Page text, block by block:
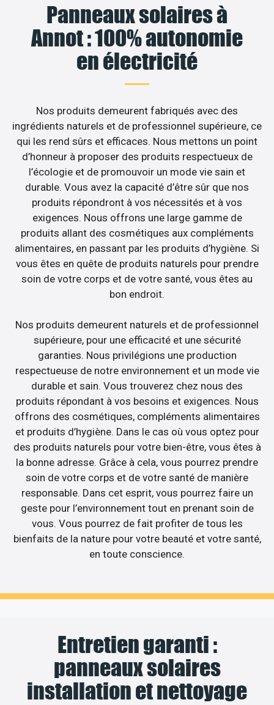
Panneaux solaires à
Annot : 100% autonomie
en électricité
Nos produits demeurent fabriqués avec des
ingrédients naturels et de professionnel supérieure, ce
qui les rend sûrs et efficaces. Nous mettons un point
d’honneur à proposer des produits respectueux de
l’écologie et de promouvoir un mode vie sain et
durable. Vous avez la capacité d’être sûr que nos
produits répondront à vos nécessités et à vos
exigences. Nous offrons une large gamme de
produits allant des cosmétiques aux compléments
alimentaires, en passant par les produits d’hygiène. Si
vous êtes en quête de produits naturels pour prendre
soin de votre corps et de votre santé, vous êtes au
bon endroit.
Nos produits demeurent naturels et de professionnel
supérieure, pour une efficacité et une sécurité
garanties. Nous privilégions une production
respectueuse de notre environnement et un mode vie
durable et sain. Vous trouverez chez nous des
produits répondant à vos besoins et exigences. Nous
offrons des cosmétiques, compléments alimentaires
et produits d’hygiène. Dans le cas où vous optez pour
des produits naturels pour votre bien-être, vous êtes à
la bonne adresse. Grâce à cela, vous pourrez prendre
soin de votre corps et de votre santé de manière
responsable. Dans cet esprit, vous pourrez faire un
geste pour l’environnement tout en prenant soin de
vous. Vous pourrez de fait profiter de tous les
bienfaits de la nature pour votre beauté et votre santé,
en toute conscience.
Entretien garanti :
panneaux solaires
installation et nettoyage